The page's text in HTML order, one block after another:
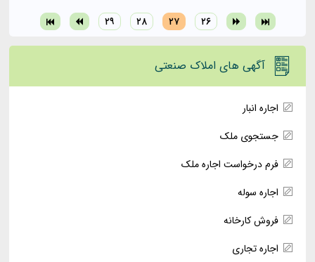
۲۶ ۲۷ ۲۸ ۲۹
آگهی های املاک صنعتی
اجاره انبار
جستجوی ملک
فرم درخواست اجاره ملک
اجاره سوله
فروش کارخانه
اجاره تجاری